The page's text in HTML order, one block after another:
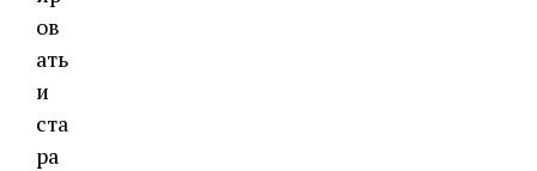
ов
ать
и
ста
ра